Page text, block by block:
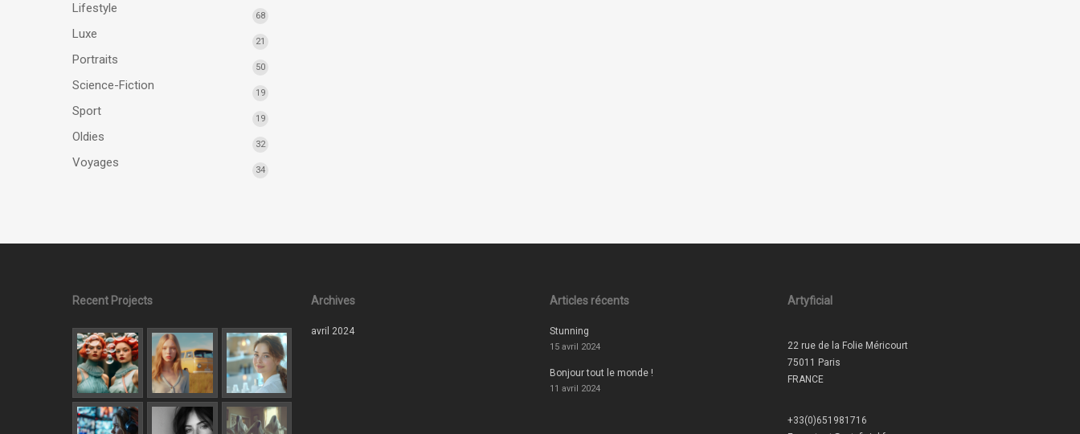
Lifestyle
68
Luxe
21
Portraits
50
Science-Fiction
19
Sport
19
Oldies
32
Voyages
34
Recent Projects Archives
avril 2024
Articles récents
Stunning
15 avril 2024
Bonjour tout le monde !
11 avril 2024
Artyficial
22 rue de la Folie Méricourt
75011 Paris
FRANCE
+33(0)651981716